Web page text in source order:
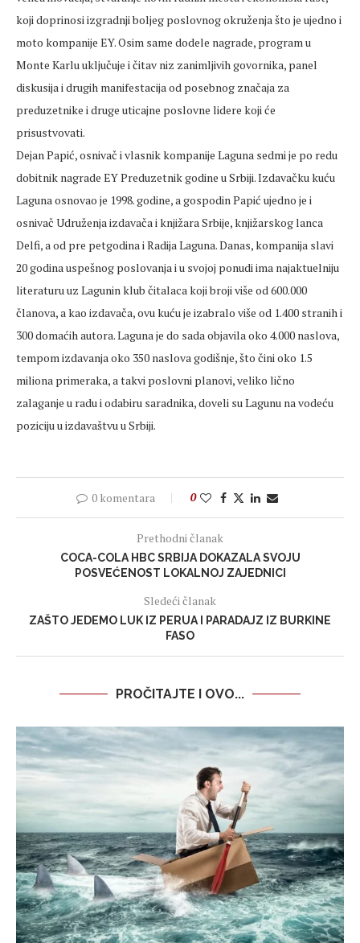
koji doprinosi izgradnji boljeg poslovnog okruženja što je ujedno i
moto kompanije EY. Osim same dodele nagrade, program u
Monte Karlu uključuje i čitav niz zanimljivih govornika, panel
diskusija i drugih manifestacija od posebnog značaja za
preduzetnike i druge uticajne poslovne lidere koji će
prisustvovati.
Dejan Papić, osnivač i vlasnik kompanije Laguna sedmi je po redu
dobitnik nagrade EY Preduzetnik godine u Srbiji. Izdavačku kuću
Laguna osnovao je 1998. godine, a gospodin Papić ujedno je i
osnivač Udruženja izdavača i knjižara Srbije, knjižarskog lanca
Delfi, a od pre petgodina i Radija Laguna. Danas, kompanija slavi
20 godina uspešnog poslovanja i u svojoj ponudi ima najaktuelniju
literaturu uz Lagunin klub čitalaca koji broji više od 600.000
članova, a kao izdavača, ovu kuću je izabralo više od 1.400 stranih i
300 domaćih autora. Laguna je do sada objavila oko 4.000 naslova,
tempom izdavanja oko 350 naslova godišnje, što čini oko 1.5
miliona primeraka, a takvi poslovni planovi, veliko lično
zalaganje u radu i odabiru saradnika, doveli su Lagunu na vodeću
poziciju u izdavaštvu u Srbiji.
0 komentara 0
Prethodni članak
COCA-COLA HBC SRBIJA DOKAZALA SVOJU
POSVEĆENOST LOKALNOJ ZAJEDNICI
Sledeći članak
ZAŠTO JEDEMO LUK IZ PERUA I PARADAJZ IZ BURKINE
FASO
PROČITAJTE I OVO...